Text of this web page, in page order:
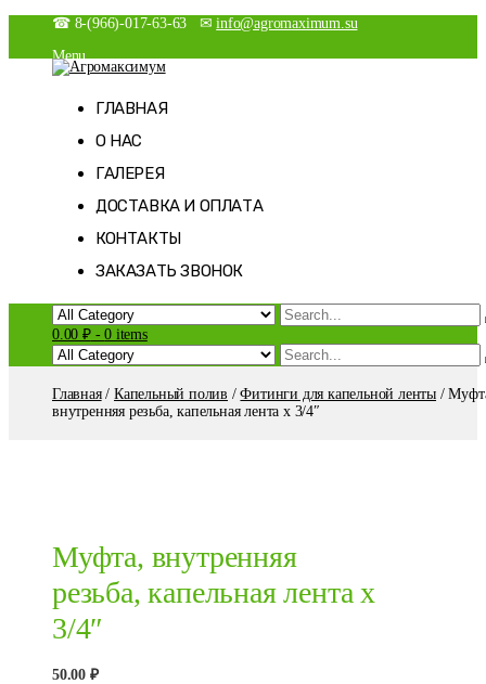
content
☎ 8-(966)-017-63-63 ✉info@agromaximum.su
Menu
Магазин
Оформление заказа
Список желаний
Агромаксимум
Агрономия на максималках
ГЛАВНАЯ
О НАС
ГАЛЕРЕЯ
ДОСТАВКА И ОПЛАТА
КОНТАКТЫ
ЗАКАЗАТЬ ЗВОНОК
0.00 ₽-0 items
Главная/Капельный полив /Фитинги для капельной ленты /
внутренняя резьба, капельная лента х 3/4″
Муфта, внутренняя
резьба, капельная лента х
3/4″
50.00 ₽